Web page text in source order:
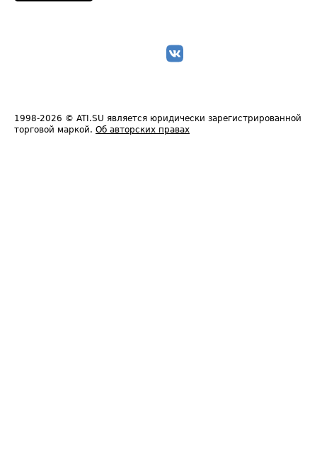
1998-2026 © ATI.SU является юридически зарегистрированной
торговой маркой. Об авторских правах